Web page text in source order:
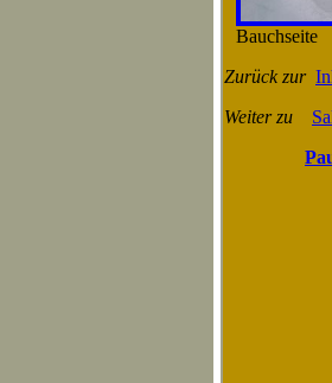
Bauchseite
Zurück zur
Weiter zu